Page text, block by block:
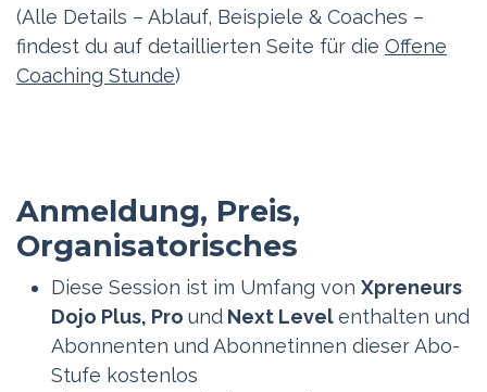
(Alle Details – Ablauf, Beispiele & Coaches –
findest du auf detaillierten Seite für die Offene
Coaching Stunde)
Anmeldung, Preis,
Organisatorisches
Diese Session ist im Umfang von Xpreneurs
Dojo Plus, Pro und Next Levelenthalten und
Abonnenten und Abonnetinnen dieser Abo-
Stufe kostenlos